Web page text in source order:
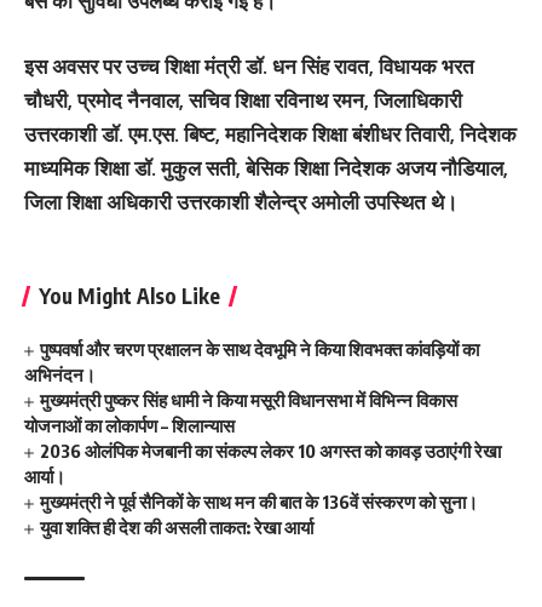
इस अवसर पर उच्च शिक्षा मंत्री डॉ. धन सिंह रावत, विधायक भरत
चौधरी, प्रमोद नैनवाल, सचिव शिक्षा रविनाथ रमन, जिलाधिकारी
उत्तरकाशी डॉ. एम.एस. बिष्ट, महानिदेशक शिक्षा बंशीधर तिवारी, निदेशक
माध्यमिक शिक्षा डॉ. मुकुल सती, बेसिक शिक्षा निदेशक अजय नौडियाल,
जिला शिक्षा अधिकारी उत्तरकाशी शैलेन्द्र अमोली उपस्थित थे।
You Might Also Like
पुष्पवर्षा और चरण प्रक्षालन के साथ देवभूमि ने किया शिवभक्त कांवड़ियों का
अभिनंदन।
मुख्यमंत्री पुष्कर सिंह धामी ने किया मसूरी विधानसभा में विभिन्न विकास
योजनाओं का लोकार्पण – शिलान्यास
2036 ओलंपिक मेजबानी का संकल्प लेकर 10 अगस्त को कावड़ उठाएंगी रेखा
आर्या।
मुख्यमंत्री ने पूर्व सैनिकों के साथ मन की बात के 136वें संस्करण को सुना।
युवा शक्ति ही देश की असली ताकत: रेखा आर्या